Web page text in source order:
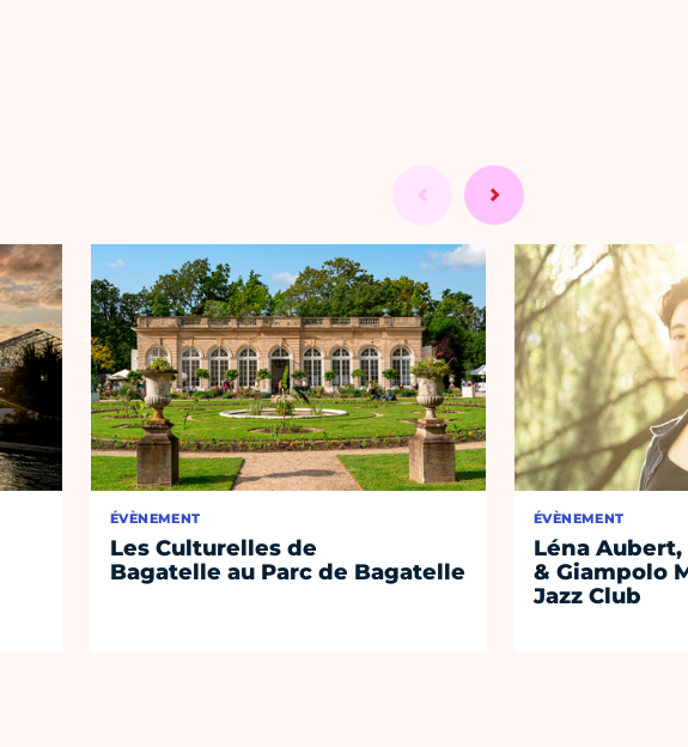
ÉVÈNEMENT
Les Culturelles de
Bagatelle au Parc de Bagatelle
ÉVÈNEMENT
Léna
& Giampolo
Jazz Club